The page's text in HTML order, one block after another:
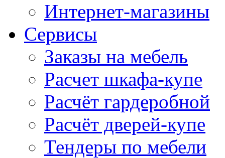
Интернет-магазины
Сервисы
Заказы на мебель
Расчет шкафа-купе
Расчёт гардеробной
Расчёт дверей-купе
Тендеры по мебели